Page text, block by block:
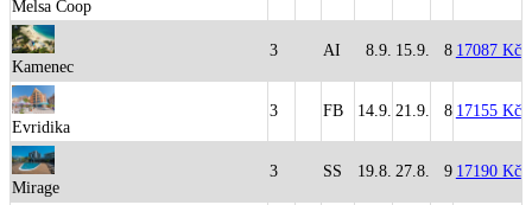
Melsa Coop
Kamenec
3 AI 8.9. 15.9. 8 17087 Kč
Evridika
3 FB 14.9. 21.9. 8 17155 Kč
Mirage
3 SS 19.8. 27.8. 9 17190 Kč